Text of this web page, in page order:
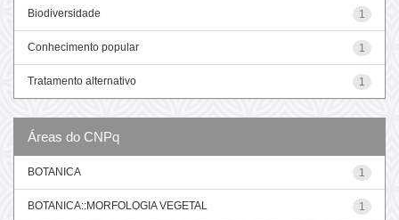
1
Biodiversidade
1
Conhecimento popular
1
Tratamento alternativo
Áreas do CNPq
1
BOTANICA
1
BOTANICA::MORFOLOGIA VEGETAL